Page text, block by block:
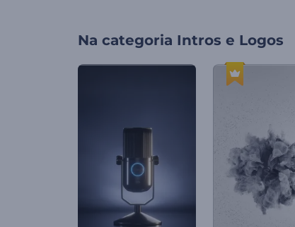
Na categoria Intros e Logos